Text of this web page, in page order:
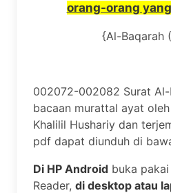
orang-orang
{Al-Baqarah
002072-002082 Surat
bacaan murattal ayat
Khalilil Hushariy dan
pdf dapat diunduh di
Di HP Android buka
Reader, di desktop atau